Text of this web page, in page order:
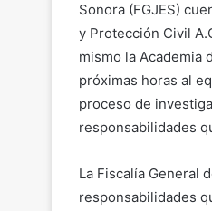
Sonora (FGJES)
y Protección Civil
mismo la Academia
próximas horas al
proceso de
responsabilidades
La Fiscalía General
responsabilidades